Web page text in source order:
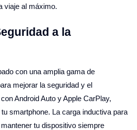
viaje al máximo.
a la
con una amplia gama de
mejorar la seguridad y el
Android Auto y Apple CarPlay,
smartphone. La carga inductiva para
tu dispositivo siempre